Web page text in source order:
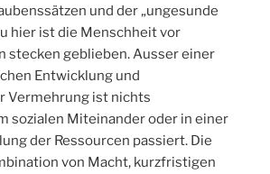
und der „ungesunde
hier ist die Menschheit vor
stecken geblieben. Ausser einer
Entwicklung und
Vermehrung ist nichts
sozialen Miteinander oder in einer
der Ressourcen passiert. Die
von Macht, kurzfristigen